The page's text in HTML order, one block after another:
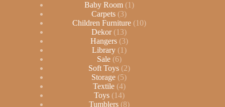
Baby Room 1
Carpets 3
Children Furniture 10
Dekor
13
Hangers 3
Library 1
Sale 6
Soft Toys 2
Storage 5
Textile 4
Toys 14
Tumblers 8